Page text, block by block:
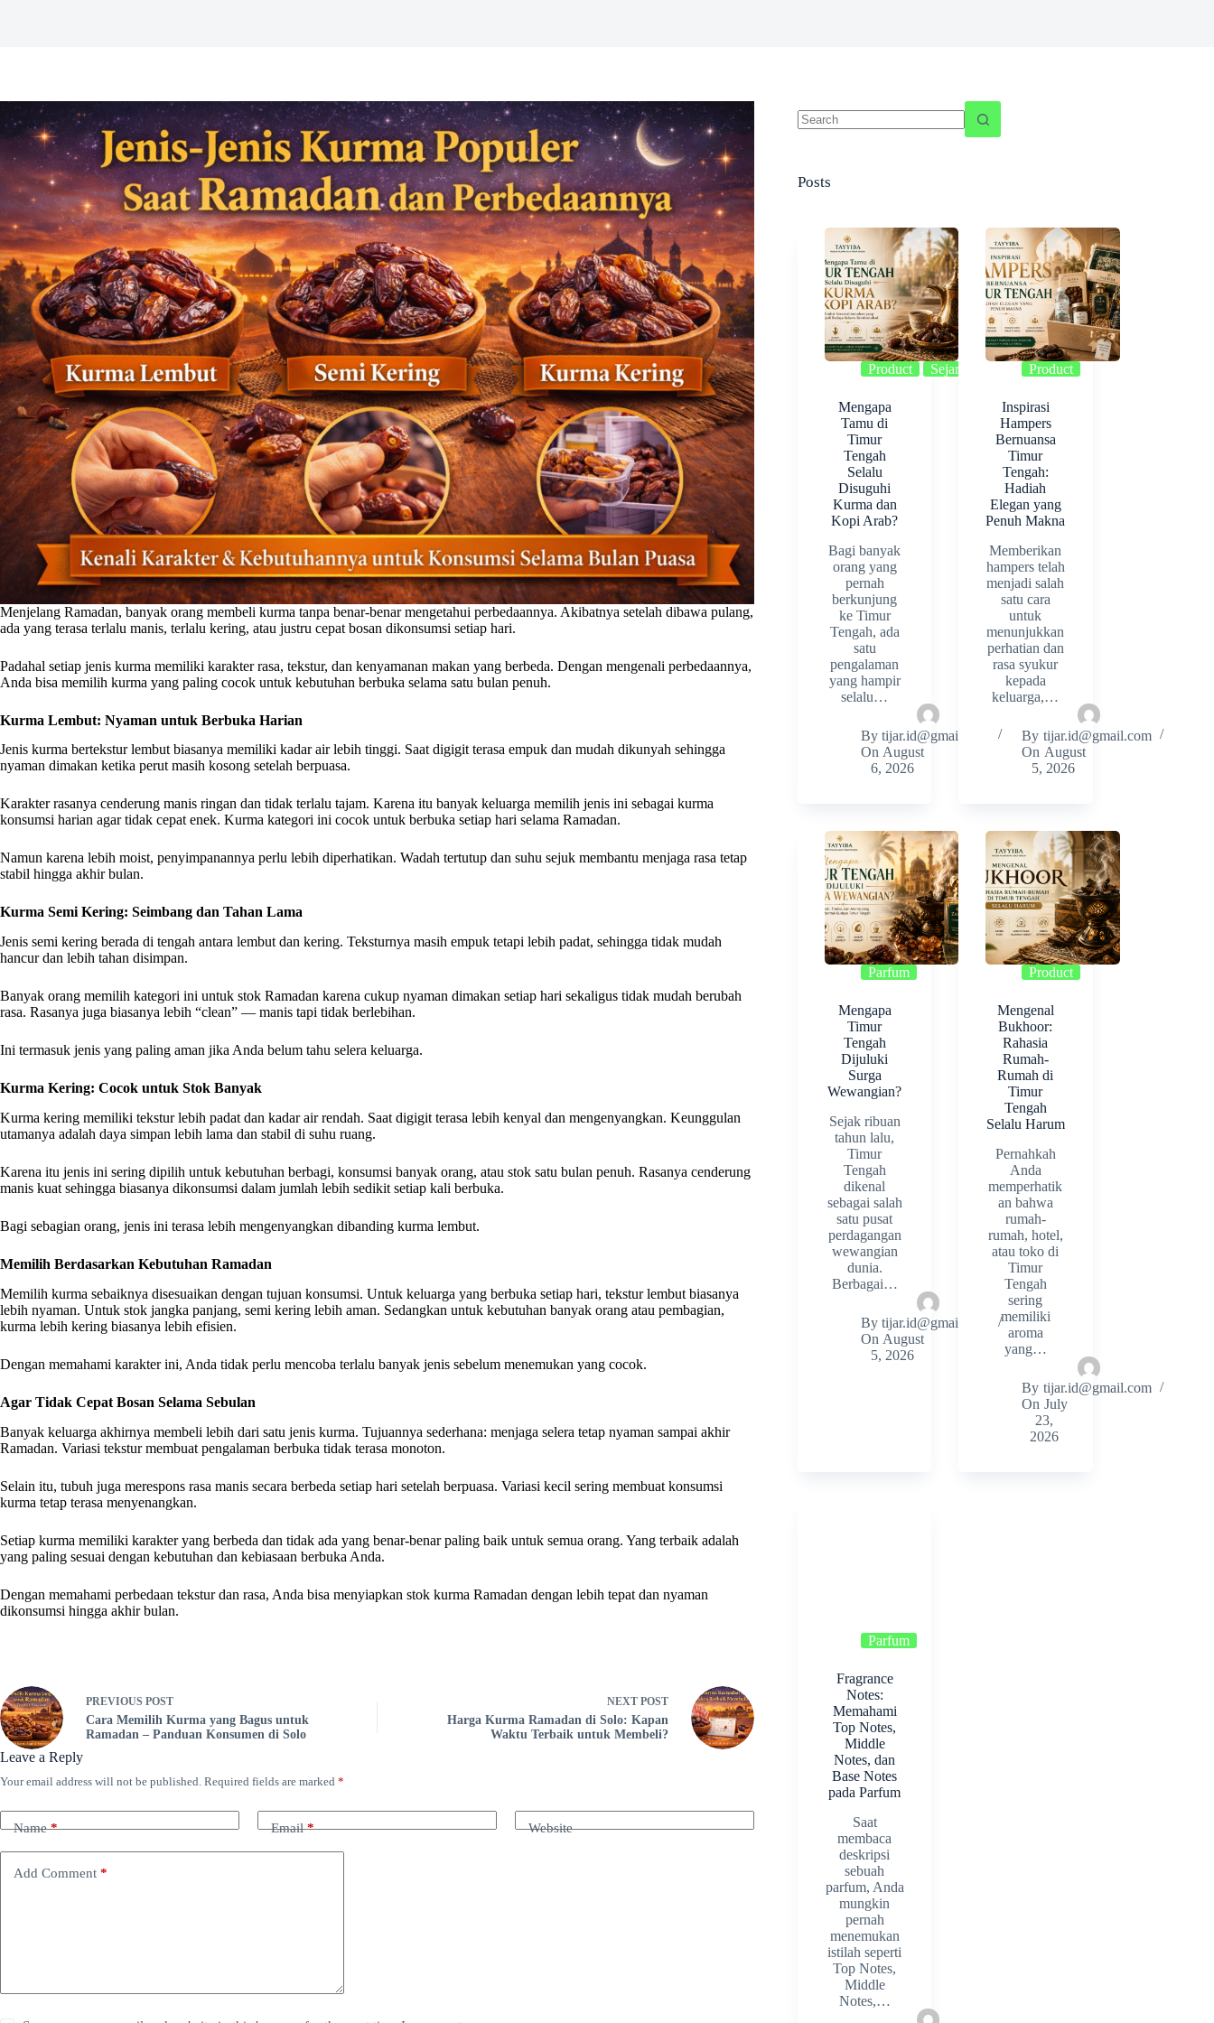
Menjelang Ramadan, banyak orang membeli kurma tanpa benar-benar mengetahui perbedaannya. Akibatnya setelah dibawa pulang,
ada yang terasa terlalu manis, terlalu kering, atau justru cepat bosan dikonsumsi setiap hari.
Padahal setiap jenis kurma memiliki karakter rasa, tekstur, dan kenyamanan makan yang berbeda. Dengan mengenali perbedaannya,
Anda bisa memilih kurma yang paling cocok untuk kebutuhan berbuka selama satu bulan penuh.
Kurma Lembut: Nyaman untuk Berbuka Harian
Jenis kurma bertekstur lembut biasanya memiliki kadar air lebih tinggi. Saat digigit terasa empuk dan mudah dikunyah sehingga
nyaman dimakan ketika perut masih kosong setelah berpuasa.
Karakter rasanya cenderung manis ringan dan tidak terlalu tajam. Karena itu banyak keluarga memilih jenis ini sebagai kurma
konsumsi harian agar tidak cepat enek. Kurma kategori ini cocok untuk berbuka setiap hari selama Ramadan.
Namun karena lebih moist, penyimpanannya perlu lebih diperhatikan. Wadah tertutup dan suhu sejuk membantu menjaga rasa tetap
stabil hingga akhir bulan.
Kurma Semi Kering: Seimbang dan Tahan Lama
Jenis semi kering berada di tengah antara lembut dan kering. Teksturnya masih empuk tetapi lebih padat, sehingga tidak mudah
hancur dan lebih tahan disimpan.
Banyak orang memilih kategori ini untuk stok Ramadan karena cukup nyaman dimakan setiap hari sekaligus tidak mudah berubah
rasa. Rasanya juga biasanya lebih “clean” — manis tapi tidak berlebihan.
Ini termasuk jenis yang paling aman jika Anda belum tahu selera keluarga.
Kurma Kering: Cocok untuk Stok Banyak
Kurma kering memiliki tekstur lebih padat dan kadar air rendah. Saat digigit terasa lebih kenyal dan mengenyangkan. Keunggulan
utamanya adalah daya simpan lebih lama dan stabil di suhu ruang.
Karena itu jenis ini sering dipilih untuk kebutuhan berbagi, konsumsi banyak orang, atau stok satu bulan penuh. Rasanya cenderung
manis kuat sehingga biasanya dikonsumsi dalam jumlah lebih sedikit setiap kali berbuka.
Bagi sebagian orang, jenis ini terasa lebih mengenyangkan dibanding kurma lembut.
Memilih Berdasarkan Kebutuhan Ramadan
Memilih kurma sebaiknya disesuaikan dengan tujuan konsumsi. Untuk keluarga yang berbuka setiap hari, tekstur lembut biasanya
lebih nyaman. Untuk stok jangka panjang, semi kering lebih aman. Sedangkan untuk kebutuhan banyak orang atau pembagian,
kurma lebih kering biasanya lebih efisien.
Dengan memahami karakter ini, Anda tidak perlu mencoba terlalu banyak jenis sebelum menemukan yang cocok.
Agar Tidak Cepat Bosan Selama Sebulan
Banyak keluarga akhirnya membeli lebih dari satu jenis kurma. Tujuannya sederhana: menjaga selera tetap nyaman sampai akhir
Ramadan. Variasi tekstur membuat pengalaman berbuka tidak terasa monoton.
Selain itu, tubuh juga merespons rasa manis secara berbeda setiap hari setelah berpuasa. Variasi kecil sering membuat konsumsi
kurma tetap terasa menyenangkan.
Setiap kurma memiliki karakter yang berbeda dan tidak ada yang benar-benar paling baik untuk semua orang. Yang terbaik adalah
yang paling sesuai dengan kebutuhan dan kebiasaan berbuka Anda.
Dengan memahami perbedaan tekstur dan rasa, Anda bisa menyiapkan stok kurma Ramadan dengan lebih tepat dan nyaman
dikonsumsi hingga akhir bulan.
PREVIOUS POST
Cara Memilih Kurma yang Bagus untuk
Ramadan – Panduan Konsumen di Solo
NEXT POST
Harga Kurma Ramadan di Solo: Kapan
Waktu Terbaik untuk Membeli?
Leave a Reply
Your email address will not be published. Required fields are marked *
Name* Email* Website
Add Comment *
Posts
Product Sejarah Useful
Mengapa
Tamu di
Timur
Tengah
Selalu
Disuguhi
Kurma dan
Kopi Arab?
Bagi banyak
orang yang
pernah
berkunjung
ke Timur
Tengah, ada
satu
pengalaman
yang hampir
selalu…
By tijar.id@gmail.com
On August
6, 2026
Product
Inspirasi
Hampers
Bernuansa
Timur
Tengah:
Hadiah
Elegan yang
Penuh Makna
Memberikan
hampers telah
menjadi salah
satu cara
untuk
menunjukkan
perhatian dan
rasa syukur
kepada
keluarga,…
By tijar.id@gmail.com
On August
5, 2026
Parfum
Mengapa
Timur
Tengah
Dijuluki
Surga
Wewangian?
Sejak ribuan
tahun lalu,
Timur
Tengah
dikenal
sebagai salah
satu pusat
perdagangan
wewangian
dunia.
Berbagai…
By tijar.id@gmail.com
On August
5, 2026
Product
Mengenal
Bukhoor:
Rahasia
Rumah-
Rumah di
Timur
Tengah
Selalu Harum
Pernahkah
Anda
memperhatik
an bahwa
rumah-
rumah, hotel,
atau toko di
Timur
Tengah
sering
memiliki
aroma
yang…
By tijar.id@gmail.com
On July
23,
2026
Parfum
Fragrance
Notes:
Memahami
Top Notes,
Middle
Notes, dan
Base Notes
pada Parfum
Saat
membaca
deskripsi
sebuah
parfum, Anda
mungkin
pernah
menemukan
istilah seperti
Top Notes,
Middle
Notes,…